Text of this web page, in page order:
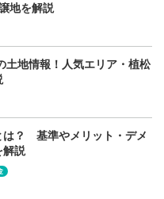
地を解説
土地情報！人気エリア・植松
は？ 基準やメリット・デメ
解説